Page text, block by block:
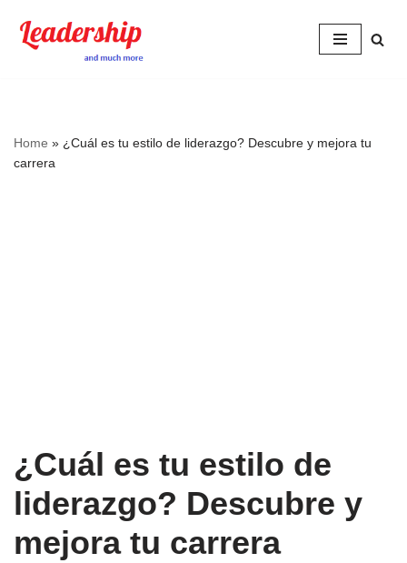
Skip
Home » ¿Cuál es tu estilo de liderazgo? Descubre y mejora tu
carrera
¿Cuál es tu estilo de
liderazgo? Descubre y
mejora tu carrera